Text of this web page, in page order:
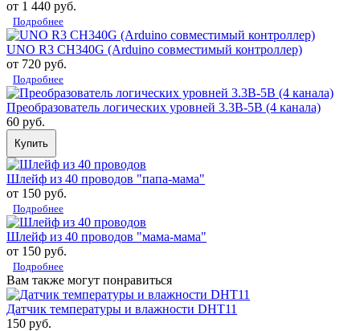
от 1 440 руб.
Подробнее
UNO R3 CH340G (Arduino совместимый контроллер)
от 720 руб.
Подробнее
Преобразователь логических уровней 3.3В-5В (4 канала)
60 руб.
Купить
Шлейф из 40 проводов "папа-мама"
от 150 руб.
Подробнее
Шлейф из 40 проводов "мама-мама"
от 150 руб.
Подробнее
Вам также могут понравиться
Датчик температуры и влажности DHT11
150 руб.